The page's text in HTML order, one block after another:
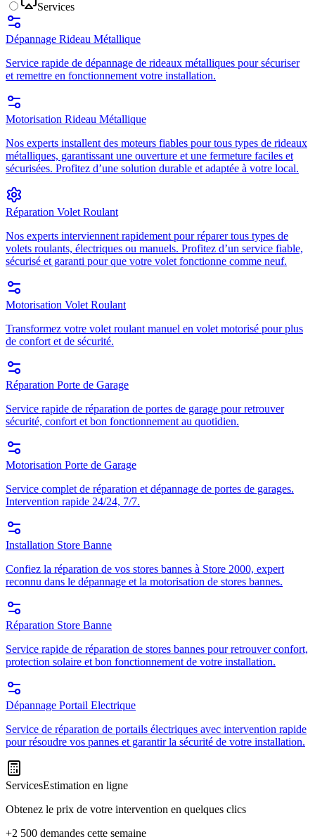
Services
Dépannage Rideau Métallique
Service rapide de dépannage de rideaux métalliques pour sécuriser
et remettre en fonctionnement votre installation.
Motorisation Rideau Métallique
Nos experts installent des moteurs fiables pour tous types de rideaux
métalliques, garantissant une ouverture et une fermeture faciles et
sécurisées. Profitez d’une solution durable et adaptée à votre local.
Réparation Volet Roulant
Nos experts interviennent rapidement pour réparer tous types de
volets roulants, électriques ou manuels. Profitez d’un service fiable,
sécurisé et garanti pour que votre volet fonctionne comme neuf.
Motorisation Volet Roulant
Transformez votre volet roulant manuel en volet motorisé pour plus
de confort et de sécurité.
Réparation Porte de Garage
Service rapide de réparation de portes de garage pour retrouver
sécurité, confort et bon fonctionnement au quotidien.
Motorisation Porte de Garage
Service complet de réparation et dépannage de portes de garages.
Intervention rapide 24/24, 7/7.
Installation Store Banne
Confiez la réparation de vos stores bannes à Store 2000, expert
reconnu dans le dépannage et la motorisation de stores bannes.
Réparation Store Banne
Service rapide de réparation de stores bannes pour retrouver confort,
protection solaire et bon fonctionnement de votre installation.
Dépannage Portail Electrique
Service de réparation de portails électriques avec intervention rapide
pour résoudre vos pannes et garantir la sécurité de votre installation.
ServicesEstimation en ligne
Obtenez le prix de votre intervention en quelques clics
+2 500 demandes cette semaine